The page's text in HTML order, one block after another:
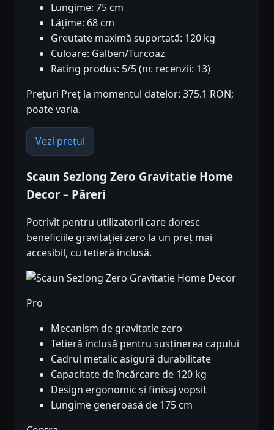
Lungime: 75 cm
Lățime: 68 cm
Greutate maximă suportată: 120 kg
Culoare: Galben/Turcoaz
Rating produs: 5/5 (nr. recenzii: 13)
Prețuri Preț la momentul datelor: 375.1 RON;
poate varia.
Vezi prețul
Scaun Sezlong Zero Gravitatie Home
Decor – Păreri
Potrivit pentru utilizatorii care doresc
beneficiile gravitației zero la un preț mai
accesibil, cu tetieră inclusă.
Pro
Mecanism de gravitatie zero
Tetieră inclusă pentru susținerea capului
Cadrul metalic asigură durabilitate
Capacitate de încărcare de 120 kg
Design ergonomic și finisaj vopsit
Lungime generoasă de 175 cm